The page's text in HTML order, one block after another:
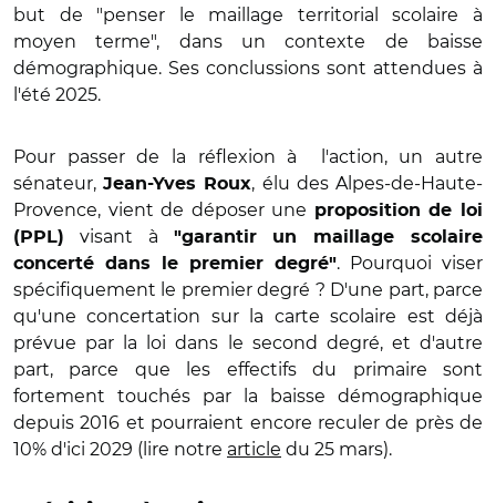
but de "penser le maillage territorial scolaire à
moyen terme", dans un contexte de baisse
démographique. Ses conclussions sont attendues à
l'été 2025.
Pour passer de la réflexion à
l'action, un autre
sénateur,Jean-Yves Roux, élu des Alpes-de-Haute-
Provence, vient de déposer une proposition de loi
(PPL)
visant à
"garantir un maillage scolaire
concerté dans le premier degré". Pourquoi viser
spécifiquement le premier degré ? D'une part, parce
qu'une concertation sur la carte scolaire est déjà
prévue par la loi dans le second degré, et d'autre
part, parce que les effectifs du primaire sont
fortement touchés par la baisse démographique
depuis 2016 et pourraient encore reculer de près de
10% d'ici 2029 (lire notre article du 25 mars).